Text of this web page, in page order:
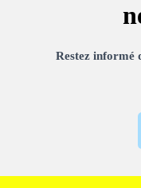
Restez informé